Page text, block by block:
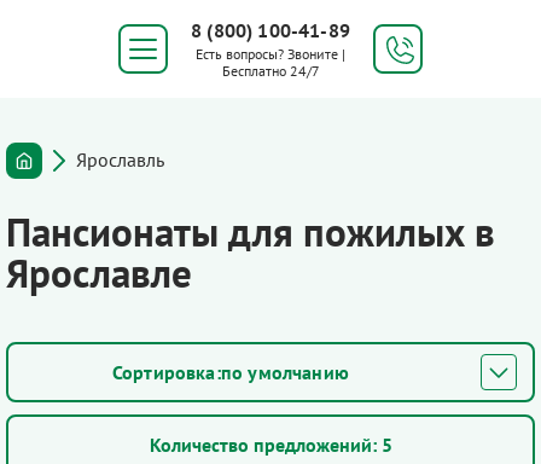
8 (800) 100-41-89
Есть вопросы? Звоните |
Бесплатно 24/7
Ярославль
Пансионаты для пожилых в
Ярославле
по умолчанию
Количество предложений: 5